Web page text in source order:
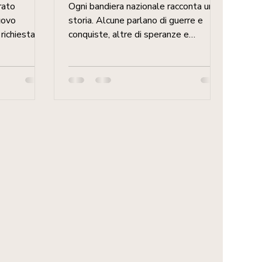
Ogni bandiera nazionale racconta una
storia. Alcune parlano di guerre e
conquiste, altre di speranze e